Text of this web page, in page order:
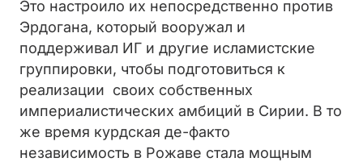
Это настроило их непосредственно против
Эрдогана, который вооружал и
поддерживал ИГ и другие исламистские
группировки, чтобы подготовиться к
реализации своих собственных
империалистических амбиций в Сирии. В то
же время курдская де-факто
независимость в Рожаве стала мощным